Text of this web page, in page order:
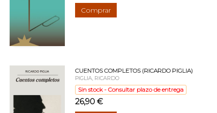
Comprar
CUENTOS COMPLETOS (RICARDO PIGLIA)
PIGLIA, RICARDO
Sin stock - Consultar plazo de entrega
26,90 €